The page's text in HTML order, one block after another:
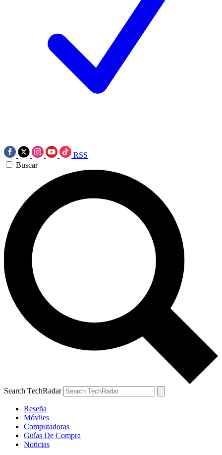
RSS
Buscar
Search TechRadar
Reseña
Móviles
Computadoras
Guías De Compra
Noticias